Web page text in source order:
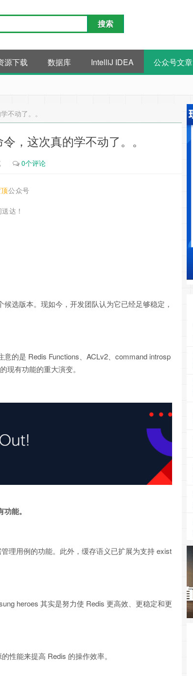
源下载 数据库 IntelliJ IDEA 公众号文章
不动了。。
，这次真的学不动了。。
0个评论
公众号
达！
选版本。现如今，开发团队认为它已经足够稳定，
的是 Redis Functions、ACLv2、command introsp
现有功能的重大演变。
能。
理用例的功能。此外，缓存语义已扩展为支持 exist
heroes 其实是努力使 Redis 更高效、更稳定和更
性能来提高 Redis 的操作效率。